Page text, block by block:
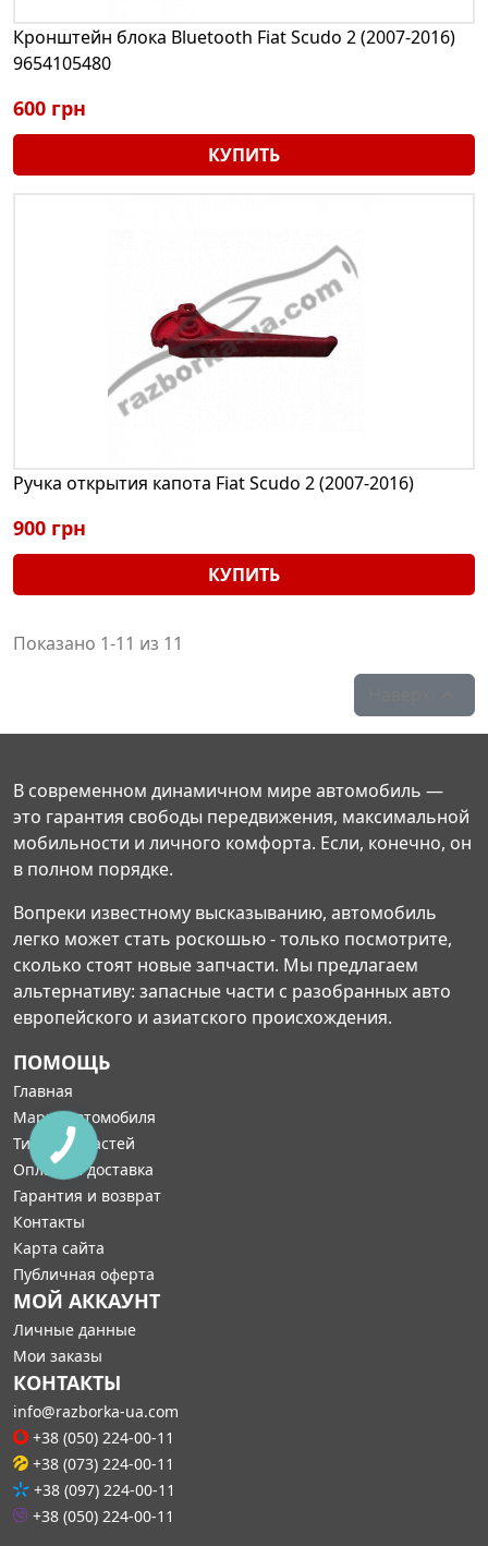
Кронштейн блока Bluetooth Fiat Scudo 2 (2007-2016)
9654105480
600 грн
КУПИТЬ
Ручка открытия капота Fiat Scudo 2 (2007-2016)
900 грн
КУПИТЬ
Показано 1-11 из 11
В современном динамичном мире автомобиль —
это гарантия свободы передвижения, максимальной
мобильности и личного комфорта. Если, конечно, он
в полном порядке.
Вопреки известному высказыванию, автомобиль
легко может стать роскошью - только посмотрите,
сколько стоят новые запчасти. Мы предлагаем
альтернативу: запасные части с разобранных авто
европейского и азиатского происхождения.
ПОМОЩЬ
Главная
Марка автомобиля
Типы запчастей
Оплата и доставка
Гарантия и возврат
Контакты
Карта сайта
Публичная оферта
МОЙ АККАУНТ
Личные данные
Мои заказы
КОНТАКТЫ
info@razborka-ua.com
+38 (050) 224-00-11
+38 (073) 224-00-11
+38 (097) 224-00-11
+38 (050) 224-00-11